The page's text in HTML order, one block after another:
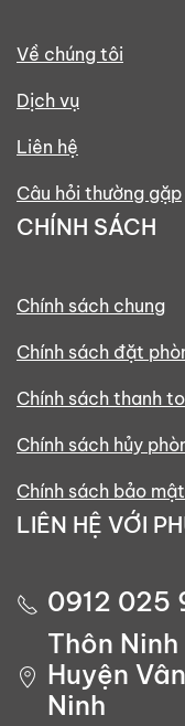
Về chúng tôi
Dịch vụ
Liên hệ
Câu hỏi thường gặp
CHÍNH SÁCH
Chính sách chung
Chính sách đặt
Chính sách thanh
Chính sách hủy
Chính sách bảo mật
LIÊN HỆ VỚI
0912 025
Thôn
Huyện
Ninh